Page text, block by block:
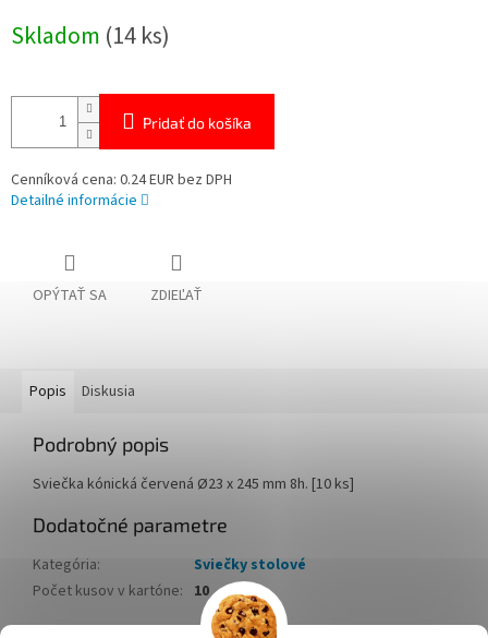
cena:
Skladom (14 ks)
Pridať do košíka
Cenníková cena: 0.24 EUR bez DPH
Detailné informácie
OPÝTAŤ SA ZDIEĽAŤ
Popis Diskusia
Podrobný popis
Sviečka kónická červená Ø23 x 245 mm 8h. [10 ks]
Dodatočné parametre
Kategória:
Sviečky stolové
Počet kusov v kartóne: 10